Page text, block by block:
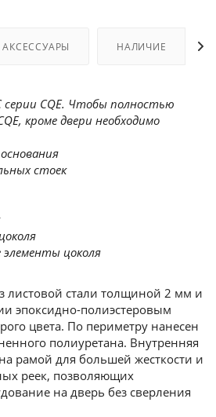
АКСЕССУАРЫ НАЛИЧИЕ
серии CQE. Чтобы полностью
кроме двери необходимо
стоек
цоколя
листовой стали толщиной 2 мм и
эпоксидно-полиэстеровым
цвета. По периметру нанесен
полиуретана. Внутренняя
рамой для большей жесткости и
реек, позволяющих
на дверь без сверления